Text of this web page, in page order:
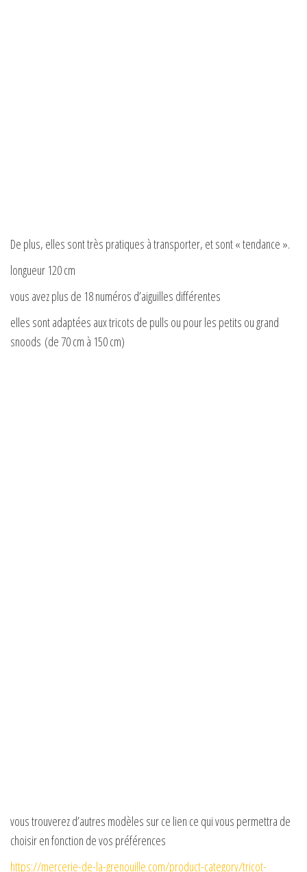
De plus, elles sont très pratiques à transporter, et sont « tendance ».
longueur 120 cm
vous avez plus de 18 numéros d’aiguilles différentes
elles sont adaptées aux tricots de pulls ou pour les petits ou grand
snoods (de 70 cm à 150 cm)
vous trouverez d’autres modèles sur ce lien ce qui vous permettra de
choisir en fonction de vos préférences
https://mercerie-de-la-grenouille.com/product-category/tricot-